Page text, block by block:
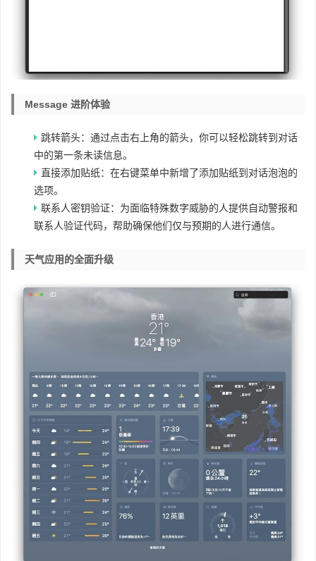
Message 进阶体验
跳转箭头：通过点击右上角的箭头，你可以轻松跳转到对话
中的第一条未读信息。
直接添加贴纸：在右键菜单中新增了添加贴纸到对话泡泡的
选项。
联系人密钥验证：为面临特殊数字威胁的人提供自动警报和
联系人验证代码，帮助确保他们仅与预期的人进行通信。
天气应用的全面升级